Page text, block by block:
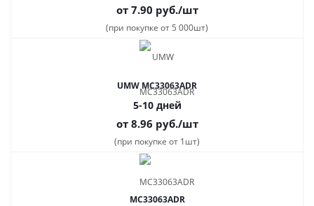
от 7.90 руб./шт
(при покупке от 5 000шт)
UMW MC33063ADR
5-10 дней
от 8.96 руб./шт
(при покупке от 1шт)
MC33063ADR